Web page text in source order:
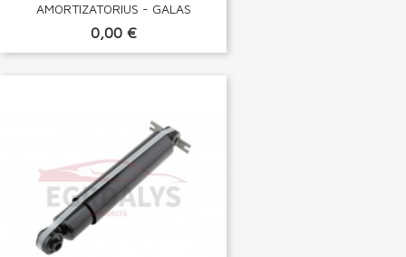
AMORTIZATORIUS - GALAS
0,00 €